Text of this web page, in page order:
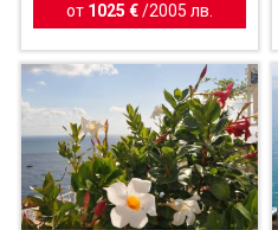
от 1025 € /2005 лв.